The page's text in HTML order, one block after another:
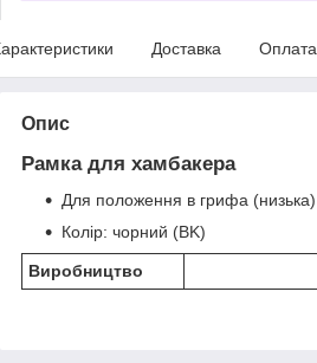
Доставка Оплата
Опис
Рамка для хамбакера
Для положення в грифа (низька)
Колір: чорний (BK)
Виробництво